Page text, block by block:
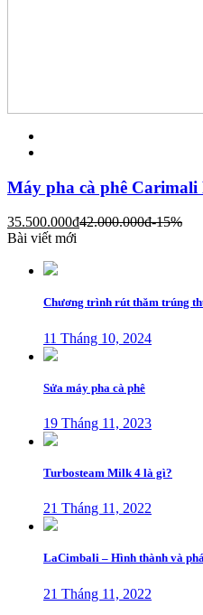
Máy pha cà phê
35.500.000đ42.000.000đ-15%
Bài viết mới
Chương trình rút thăm trúng
11 Tháng 10, 2024
Sửa máy pha cà phê
19 Tháng 11, 2023
Turbosteam Milk 4 là gì?
21 Tháng 11, 2022
LaCimbali – Hình thành và
21 Tháng 11, 2022